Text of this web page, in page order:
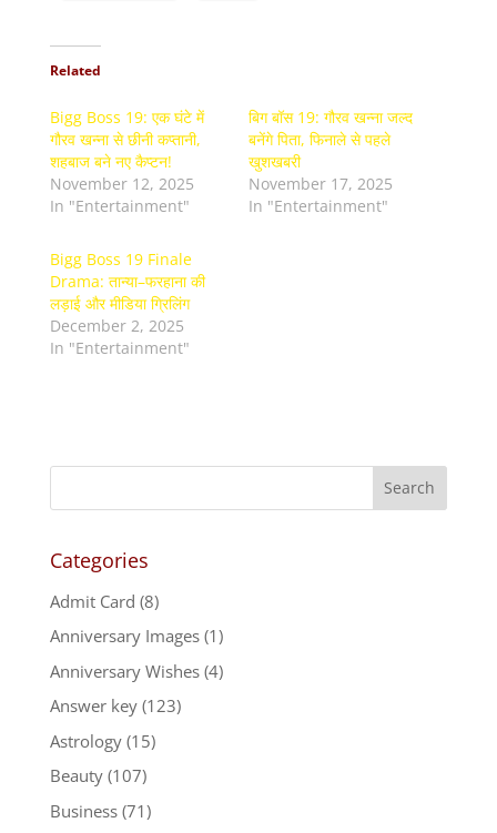
Related
Bigg Boss 19: एक घंटे में
गौरव खन्ना से छीनी कप्तानी,
शहबाज बने नए कैप्टन!
November 12, 2025
In "Entertainment"
बिग बॉस 19: गौरव खन्ना जल्द
बनेंगे पिता, फिनाले से पहले
खुशखबरी
November 17, 2025
In "Entertainment"
Bigg Boss 19 Finale
Drama: तान्या–फरहाना की
लड़ाई और मीडिया ग्रिलिंग
December 2, 2025
In "Entertainment"
Categories
Admit Card (8)
Anniversary Images(1)
Anniversary Wishes(4)
Answer key(123)
Astrology(15)
Beauty(107)
Business(71)